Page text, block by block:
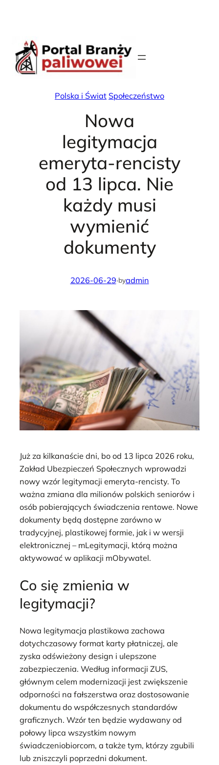
Polska i Świat Społeczeństwo
Nowa
legitymacja
emeryta-rencisty
od 13 lipca. Nie
każdy musi
wymienić
dokumenty
2026-06-29·byadmin
Już za kilkanaście dni, bo od 13 lipca 2026 roku,
Zakład Ubezpieczeń Społecznych wprowadzi
nowy wzór legitymacji emeryta-rencisty. To
ważna zmiana dla milionów polskich seniorów i
osób pobierających świadczenia rentowe. Nowe
dokumenty będą dostępne zarówno w
tradycyjnej, plastikowej formie, jak i w wersji
elektronicznej – mLegitymacji, którą można
aktywować w aplikacji mObywatel.
Co się zmienia w
legitymacji?
Nowa legitymacja plastikowa zachowa
dotychczasowy format karty płatniczej, ale
zyska odświeżony design i ulepszone
zabezpieczenia. Według informacji ZUS,
głównym celem modernizacji jest zwiększenie
odporności na fałszerstwa oraz dostosowanie
dokumentu do współczesnych standardów
graficznych. Wzór ten będzie wydawany od
połowy lipca wszystkim nowym
świadczeniobiorcom, a także tym, którzy zgubili
lub zniszczyli poprzedni dokument.